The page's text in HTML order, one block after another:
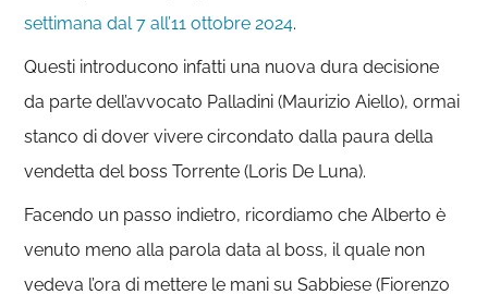
settimana dal 7 all’11 ottobre 2024.
Questi introducono infatti una nuova dura decisione
da parte dell’avvocato Palladini (Maurizio Aiello), ormai
stanco di dover vivere circondato dalla paura della
vendetta del boss Torrente (Loris De Luna).
Facendo un passo indietro, ricordiamo che Alberto è
venuto meno alla parola data al boss, il quale non
vedeva l’ora di mettere le mani su Sabbiese (Fiorenzo